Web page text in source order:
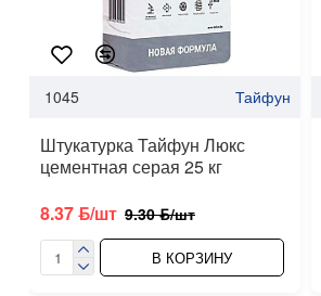
1045 Тайфун
Штукатурка Тайфун Люкс
цементная серая 25 кг
8.37 ƃ/шт 9.30 ƃ/шт
В КОРЗИНУ